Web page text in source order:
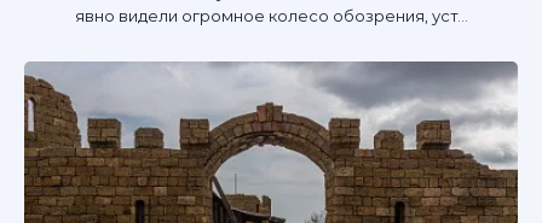
явно видели огромное колесо обозрения, уст...